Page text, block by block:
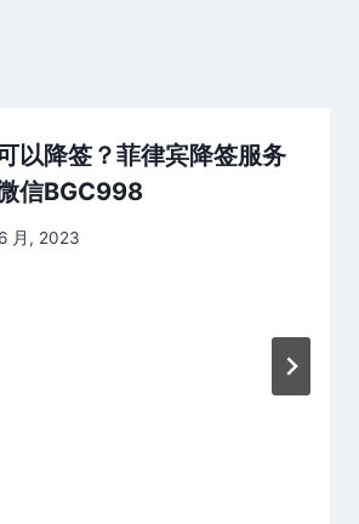
以降签？菲律宾降签服务
信BGC998
月, 2023